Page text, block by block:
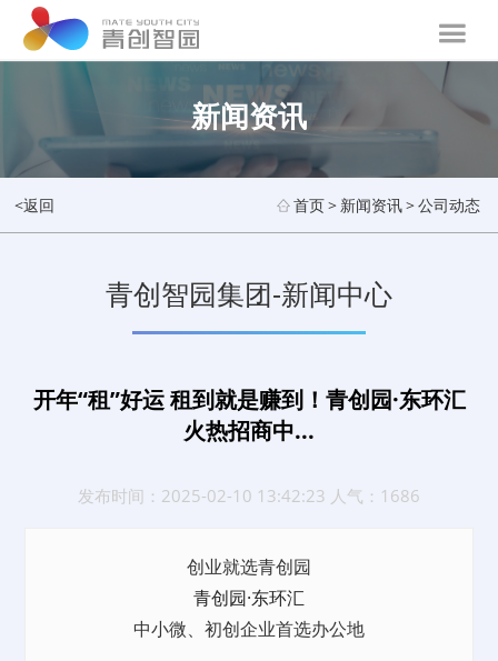
新闻资讯
<返回 首页> 新闻资讯>公司动态
青创智园集团-新闻中心
开年“租”好运 租到就是赚到！青创园·东环汇
火热招商中...
发布时间：2025-02-10 13:42:23 人气：1686
创业就选青创园
青创园·东环汇
中小微、初创企业首选办公地